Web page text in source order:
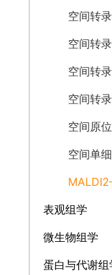
空间转
空间转
空间转
空间转
空间原
空间单
表观组学
微生物组学
蛋白与代谢组